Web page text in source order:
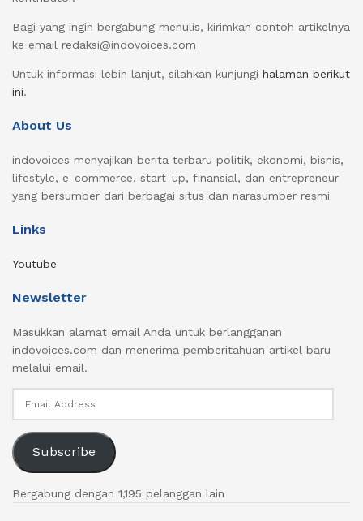
Bagi yang ingin bergabung menulis, kirimkan contoh artikelnya
ke email redaksi@indovoices.com
Untuk informasi lebih lanjut, silahkan kunjungi halaman berikut
ini.
About Us
indovoices menyajikan berita terbaru politik, ekonomi, bisnis,
lifestyle, e-commerce, start-up, finansial, dan entrepreneur
yang bersumber dari berbagai situs dan narasumber resmi
Links
Youtube
Newsletter
Masukkan alamat email Anda untuk berlangganan
indovoices.com dan menerima pemberitahuan artikel baru
melalui email.
Subscribe
Bergabung dengan 1,195 pelanggan lain